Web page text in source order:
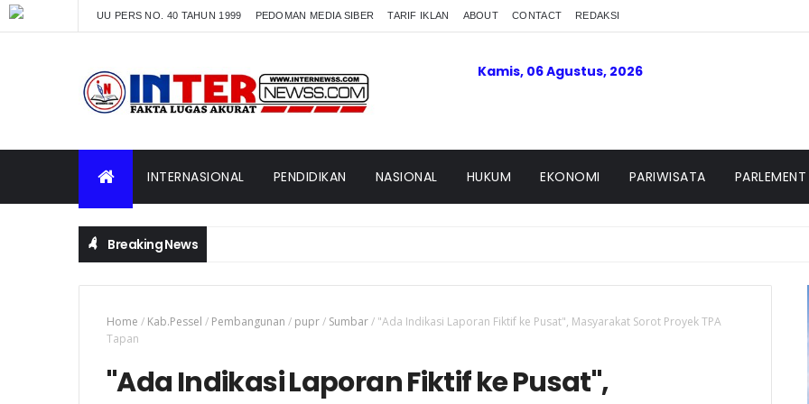
UU PERS NO. 40 TAHUN 1999 PEDOMAN MEDIA SIBER TARIF IKLAN ABOUT CONTACT REDAKSI
Kamis, 06 Agustus, 2026
INTERNASIONAL PENDIDIKAN NASIONAL HUKUM EKONOMI PARIWISATA PARLEMENT
Breaking News
Home / Kab.Pessel / Pembangunan / pupr/ Sumbar/ "Ada Indikasi Laporan Fiktif ke Pusat", Masyarakat Sorot Proyek TPA
Tapan
"Ada Indikasi Laporan Fiktif ke Pusat",